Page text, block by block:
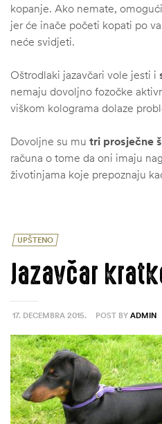
kopanje. Ako nemate,
jer će inače početi kopati po
neće svidjeti.
Oštrodlaki jazavčari vole jesti i
nemaju dovoljno fozočke
viškom kolograma dolaze
Dovoljne su mu tri prosječne
računa o tome da oni imaju
životinjama koje prepoznaju
UPŠTENO
17. DECEMBRA 2015. POST BY ADMIN
Jazavčar